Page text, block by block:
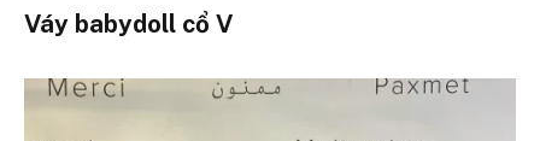
Váy babydoll cổ V